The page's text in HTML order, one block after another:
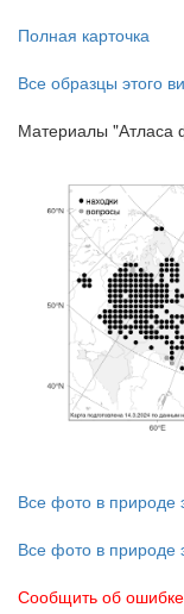
Полная карточка
Все образцы этого
Материалы "Атласа
Все фото в природе
Все фото в природе
Сообщить об ошибке